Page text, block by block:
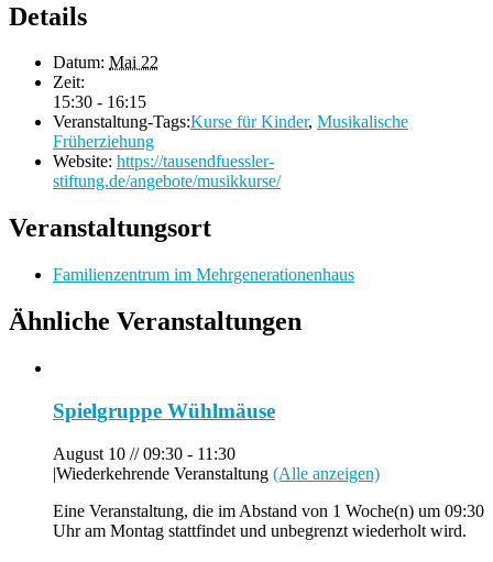
Details
Datum: Mai 22
Zeit:
15:30 - 16:15
Veranstaltung-Tags:Kurse für Kinder, Musikalische
Früherziehung
Website: https://tausendfuessler-
stiftung.de/angebote/musikkurse/
Veranstaltungsort
Familienzentrum im Mehrgenerationenhaus
Ähnliche Veranstaltungen
Spielgruppe Wühlmäuse
August 10 // 09:30 - 11:30
|Wiederkehrende Veranstaltung (Alle anzeigen)
Eine Veranstaltung, die im Abstand von 1 Woche(n) um 09:30
Uhr am Montag stattfindet und unbegrenzt wiederholt wird.